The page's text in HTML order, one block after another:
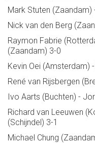
Mark Stuten
Nick van den Berg
Raymon Fabrie
(Zaandam) 3-0
Kevin Oei (Amsterdam)
René van Rijsbergen
Ivo Aarts (Buchten) -
Richard van Leeuwen
(Schijndel) 3-1
Michael Chung